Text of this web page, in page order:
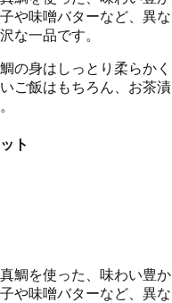
や味噌バターなど、異
な一品です。
の身はしっとり柔らか
ご飯はもちろん、お茶
ト
鯛を使った、味わい豊
や味噌バターなど、異